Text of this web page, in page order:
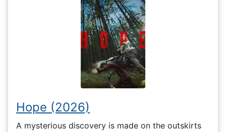
Hope (2026)
A mysterious discovery is made on the outskirts